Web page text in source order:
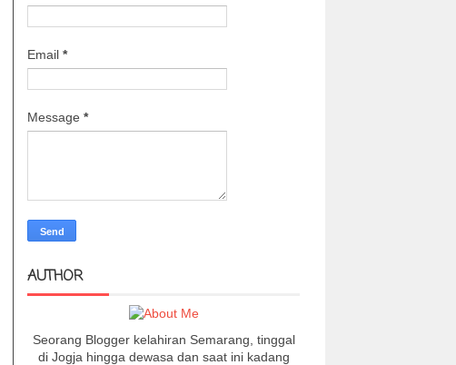
Email *
Message *
AUTHOR
Seorang Blogger kelahiran Semarang, tinggal
di Jogja hingga dewasa dan saat ini kadang